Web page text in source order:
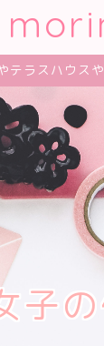
テラスハウス
子